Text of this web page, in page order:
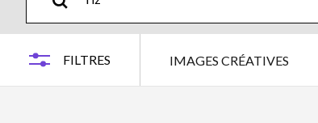
FILTRES IMAGES CRÉATIVES